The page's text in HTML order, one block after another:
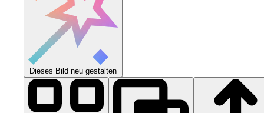
Dieses Bild neu gestalten